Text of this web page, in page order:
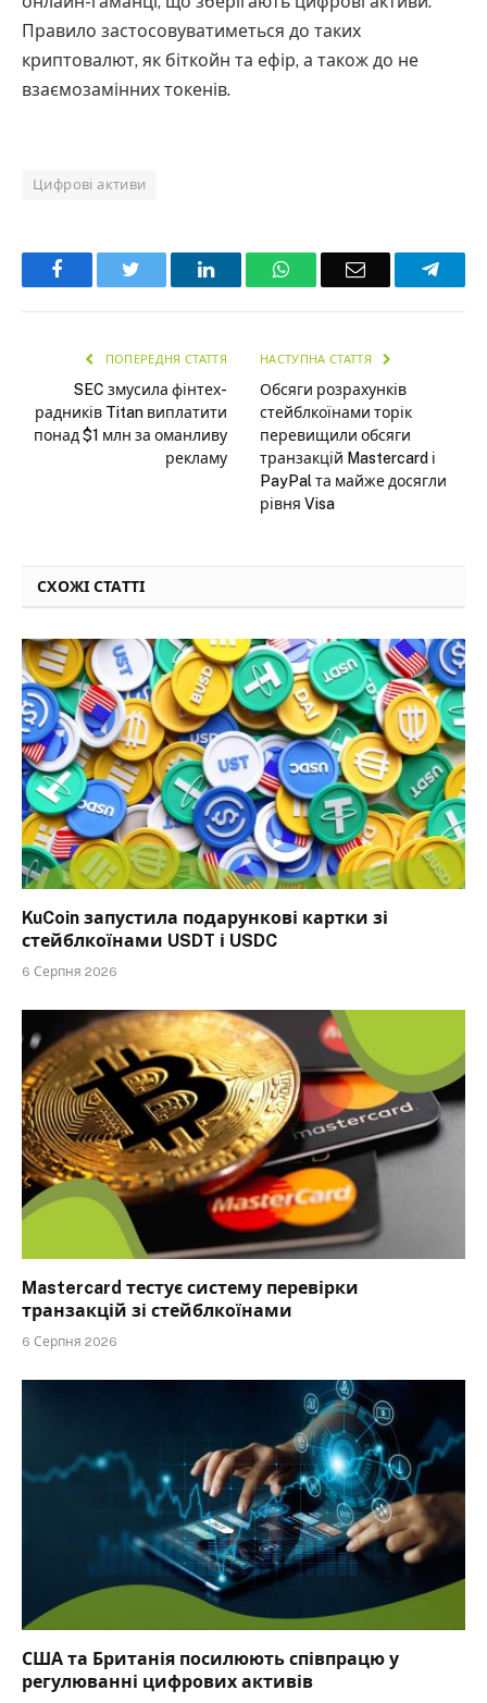
Правило застосовуватиметься до таких
криптовалют, як біткойн та ефір, а також до не
взаємозамінних токенів.
Цифрові активи
Facebook LinkedInWhatsAppEmail
ПОПЕРЕДНЯ СТАТТЯ
SEC змусила фінтех-
радників Titan виплатити
понад $1 млн за оманливу
рекламу
НАСТУПНА СТАТТЯ
Обсяги розрахунків
стейблкоїнами торік
перевищили обсяги
транзакцій Mastercard і
PayPal та майже досягли
рівня Visa
СХОЖІ СТАТТІ
KuCoin запустила подарункові картки зі
стейблкоїнами USDT і USDC
6 Серпня 2026
Mastercard тестує систему перевірки
транзакцій зі стейблкоїнами
6 Серпня 2026
США та Британія посилюють співпрацю у
регулюванні цифрових активів